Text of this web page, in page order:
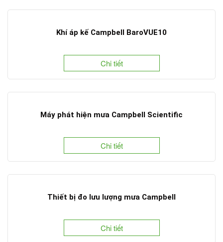
Khí áp kế Campbell BaroVUE10
Chi tiết
Máy phát hiện mưa Campbell Scientific
Chi tiết
Thiết bị đo lưu lượng mưa Campbell
Chi tiết